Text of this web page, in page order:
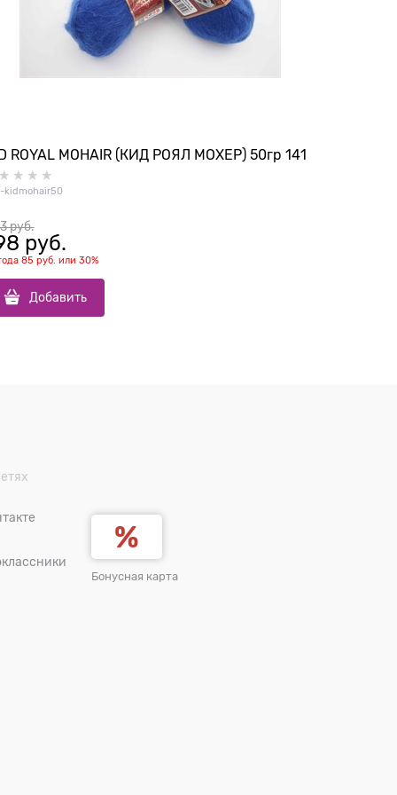
ROYAL MOHAIR (КИД РОЯЛ МОХЕР) 50гр 141
kidmohair50
руб.
руб.
85 руб. или 30%
Добавить
Бонусная карта